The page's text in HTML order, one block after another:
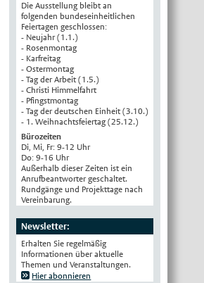
Die Ausstellung bleibt an
folgenden bundeseinheitlichen
Feiertagen geschlossen:
- Neujahr (1.1.)
- Rosenmontag
- Karfreitag
- Ostermontag
- Tag der Arbeit (1.5.)
- Christi Himmelfahrt
- Pfingstmontag
- Tag der deutschen Einheit (3.10.)
- 1. Weihnachtsfeiertag (25.12.)
Bürozeiten
Di, Mi, Fr: 9-12 Uhr
Do: 9-16 Uhr
Außerhalb dieser Zeiten ist ein
Anrufbeantworter geschaltet.
Rundgänge und Projekttage nach
Vereinbarung.
Newsletter:
Erhalten Sie regelmäßig
Informationen über aktuelle
Themen und Veranstaltungen.
Hier abonnieren